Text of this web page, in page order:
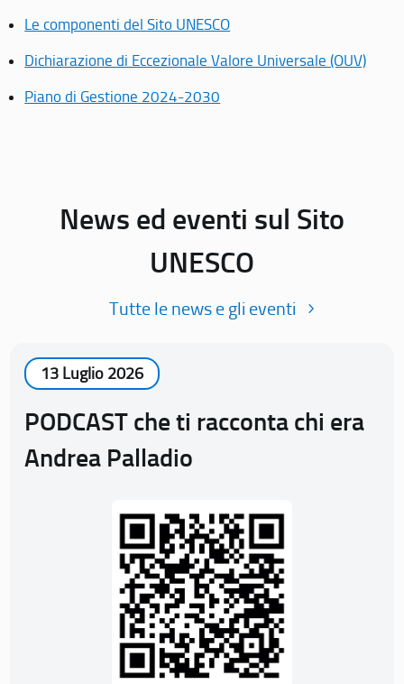
Le componenti del Sito UNESCO
Dichiarazione di Eccezionale Valore Universale (OUV)
Piano di Gestione 2024-2030
News ed eventi sul Sito
UNESCO
Tutte le news e gli eventi
13 Luglio 2026
PODCAST che ti racconta chi era
Andrea Palladio